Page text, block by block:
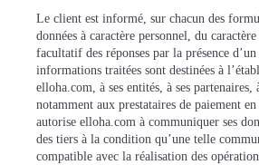
Le client est informé, sur chacun des
données à caractère personnel, du
facultatif des réponses par la présence
informations traitées sont destinées à
elloha.com, à ses entités, à ses partenaires,
notamment aux prestataires de paiement
autorise elloha.com à communiquer ses
des tiers à la condition qu’une telle
compatible avec la réalisation des